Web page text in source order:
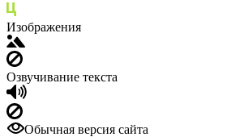
Изображения
Озвучивание текста
Обычная версия сайта